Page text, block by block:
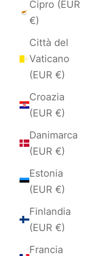
Cipro (EUR
€)
Città del
Vaticano
(EUR €)
Croazia
(EUR €)
Danimarca
(EUR €)
Estonia
(EUR €)
Finlandia
(EUR €)
Francia